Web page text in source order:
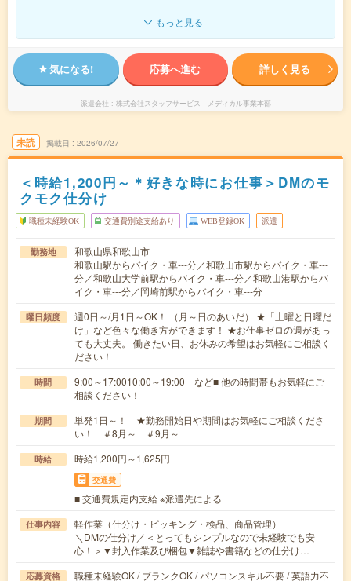
もっと見る
気になる! 応募へ進む 詳しく見る
派遣会社 株式会社スタッフサービス メディカル事業本部
未読 掲載日 2026/07/27
＜時給1,200円～＊好きな時にお仕事＞DMのモ
クモク仕分け
職種未経験OK 交通費別途支給あり WEB登録OK 派遣
勤務地
和歌山県和歌山市
和歌山駅からバイク・車---分／和歌山市駅からバイク・車---
分／和歌山大学前駅からバイク・車---分／和歌山港駅からバ
イク・車---分／岡崎前駅からバイク・車---分
曜日頻度
週0日～/月1日～OK！ （月～日のあいだ） ★「土曜と日曜だ
け」など色々な働き方ができます！ ★お仕事ゼロの週があっ
ても大丈夫。 働きたい日、お休みの希望はお気軽にご相談く
ださい！
時間
9:00～17:0010:00～19:00 など■ 他の時間帯もお気軽にご
相談ください！
期間
単発1日～！ ★勤務開始日や期間はお気軽にご相談くださ
い！ ＃8月～ ＃9月～
時給 時給1,200円～1,625円
交通費
■ 交通費規定内支給 ※派遣先による
仕事内容
軽作業（仕分け・ピッキング・検品、商品管理）
＼DMの仕分け／＜とってもシンプルなので未経験でも安
心！＞▼封入作業及び梱包▼雑誌や書籍などの仕分け…
応募資格
職種未経験OK / ブランクOK / パソコンスキル不要 / 英語力不